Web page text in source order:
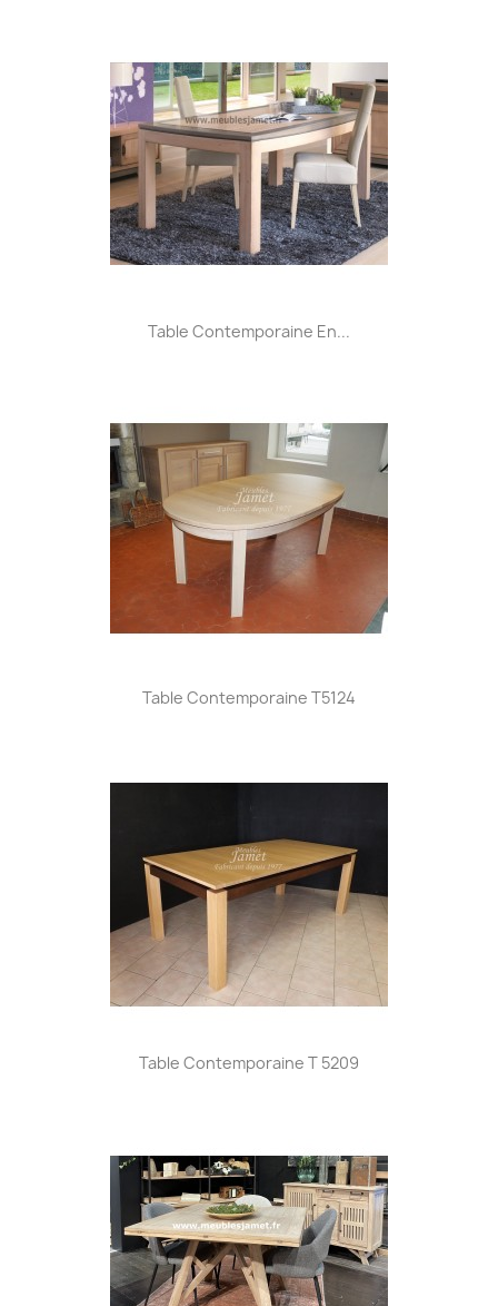
Table Contemporaine En...
Table Contemporaine T5124
Table Contemporaine T 5209